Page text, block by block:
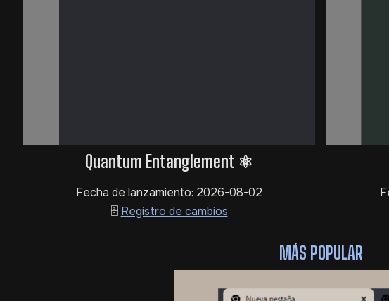
Quantum Entanglement ⚛️
Fecha de lanzamiento: 2026-08-02
🗄️ Registro de cambios
MÁS POPULAR